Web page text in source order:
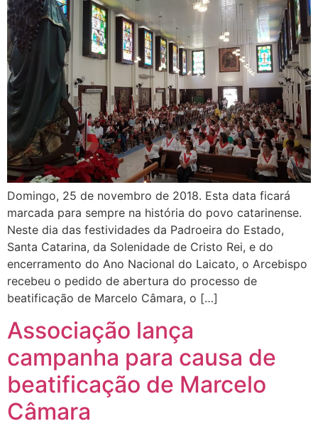
Domingo, 25 de novembro de 2018. Esta data ficará
marcada para sempre na história do povo catarinense.
Neste dia das festividades da Padroeira do Estado,
Santa Catarina, da Solenidade de Cristo Rei, e do
encerramento do Ano Nacional do Laicato, o Arcebispo
recebeu o pedido de abertura do processo de
beatificação de Marcelo Câmara, o […]
Associação lança
campanha para causa de
beatificação de Marcelo
Câmara